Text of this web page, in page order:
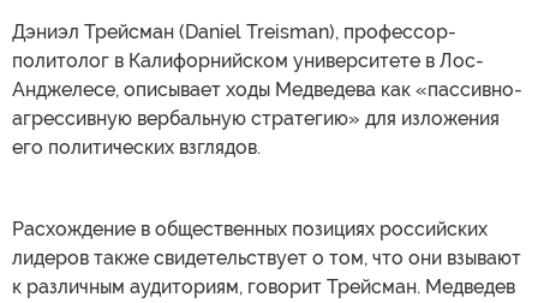
Дэниэл Трейсман (Daniel Treisman), профессор-
политолог в Калифорнийском университете в Лос-
Анджелесе, описывает ходы Медведева как «пассивно-
агрессивную вербальную стратегию» для изложения
его политических взглядов.
Расхождение в общественных позициях российских
лидеров также свидетельствует о том, что они взывают
к различным аудиториям, говорит Трейсман. Медведев